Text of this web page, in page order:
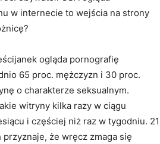
w internecie to wejścia na strony
ogląda pornografię
65 proc. mężczyzn i 30 proc.
o charakterze seksualnym.
witryny kilka razy w ciągu
i częściej niż raz w tygodniu. 21
że wręcz zmaga się